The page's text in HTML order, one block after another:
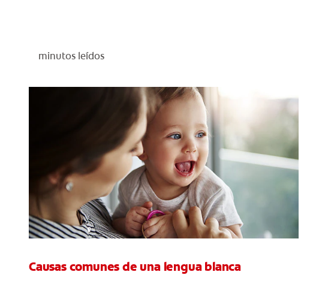
minutos leídos
Causas comunes de una lengua blanca